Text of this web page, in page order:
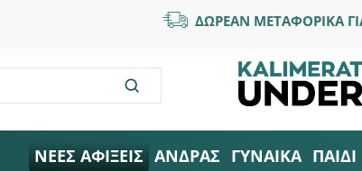
ΔΩΡΕΑΝ ΜΕΤΑΦΟΡΙΚΑ
ΝΕΕΣ ΑΦΙΞΕΙΣ ΑΝΔΡΑΣ ΓΥΝΑΙΚΑ ΠΑΙΔΙ